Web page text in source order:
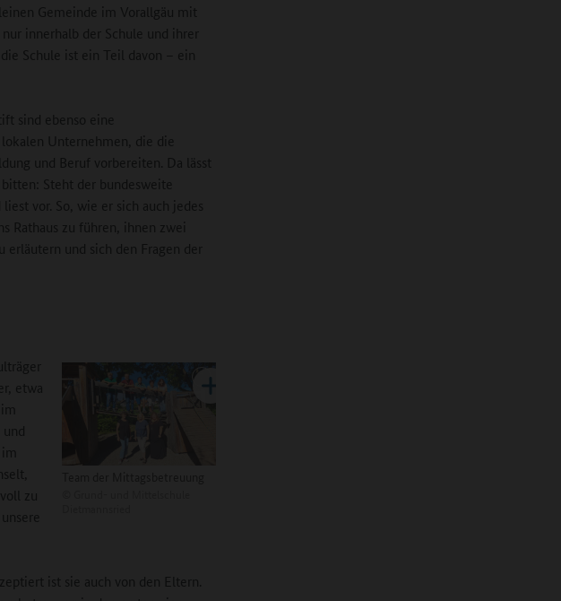
Gemeinde im Vorallgäu mit
innerhalb der Schule und ihrer
Schule ist ein Teil davon – ein
sind ebenso eine
Unternehmen, die die
und Beruf vorbereiten. Da lässt
Steht der bundesweite
vor. So, wie er sich auch jedes
Rathaus zu führen, ihnen zwei
und sich den Fragen der
etwa
zu
ist sie auch von den Eltern.